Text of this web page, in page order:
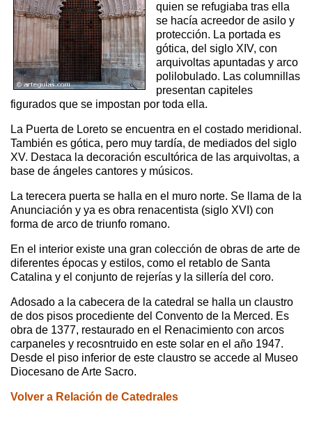
quien se refugiaba tras ella
se hacía acreedor de asilo y
protección. La portada es
gótica, del siglo XIV, con
arquivoltas apuntadas y arco
polilobulado. Las columnillas
presentan capiteles
figurados que se impostan por toda ella.
La Puerta de Loreto se encuentra en el costado meridional.
También es gótica, pero muy tardía, de mediados del siglo
XV. Destaca la decoración escultórica de las arquivoltas, a
base de ángeles cantores y músicos.
La terecera puerta se halla en el muro norte. Se llama de la
Anunciación y ya es obra renacentista (siglo XVI) con
forma de arco de triunfo romano.
En el interior existe una gran colección de obras de arte de
diferentes épocas y estilos, como el retablo de Santa
Catalina y el conjunto de rejerías y la sillería del coro.
Adosado a la cabecera de la catedral se halla un claustro
de dos pisos procediente del Convento de la Merced. Es
obra de 1377, restaurado en el Renacimiento con arcos
carpaneles y recosntruido en este solar en el año 1947.
Desde el piso inferior de este claustro se accede al Museo
Diocesano de Arte Sacro.
Volver a Relación de Catedrales